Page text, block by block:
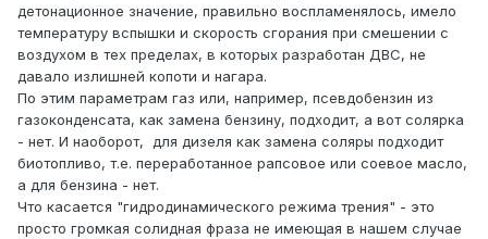
детонационное значение, правильно воспламенялось, имело
температуру вспышки и скорость сгорания при смешении с
воздухом в тех пределах, в которых разработан ДВС, не
давало излишней копоти и нагара.
По этим параметрам газ или, например, псевдобензин из
газоконденсата, как замена бензину, подходит, а вот солярка
- нет. И наоборот, для дизеля как замена соляры подходит
биотопливо, т.е. переработанное рапсовое или соевое масло,
а для бензина - нет.
Что касается "гидродинамического режима трения" - это
просто громкая солидная фраза не имеющая в нашем случае